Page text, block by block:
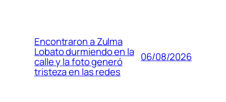
Encontraron a Zulma
Lobato durmiendo en la
calle y la foto generó
tristeza en las redes
06/08/2026